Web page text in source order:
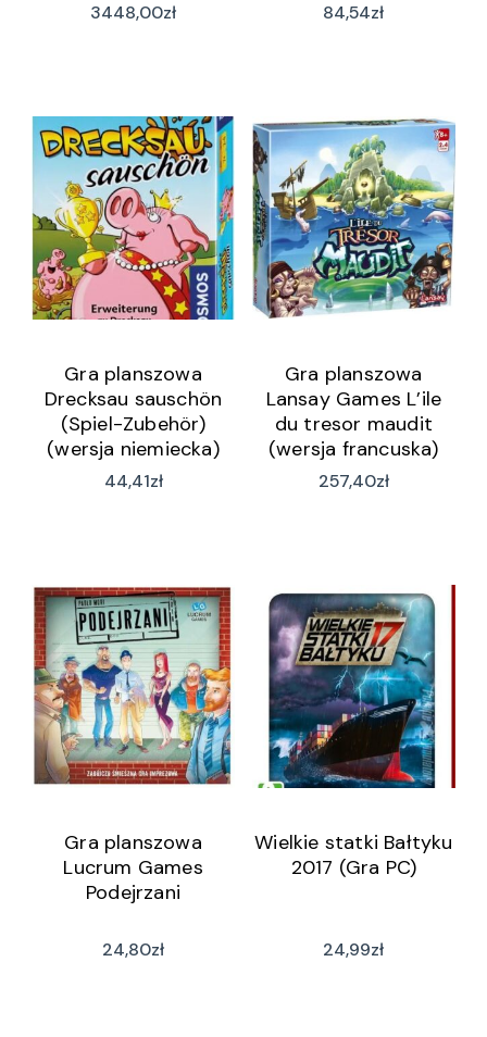
3448,00zł 84,54zł
Gra planszowa
Drecksau sauschön
(Spiel-Zubehör)
(wersja niemiecka)
44,41zł
Gra planszowa
Lansay Games L’ile
du tresor maudit
(wersja francuska)
257,40zł
Gra planszowa
Lucrum Games
Podejrzani
24,80zł
Wielkie statki Bałtyku
2017 (Gra PC)
24,99zł